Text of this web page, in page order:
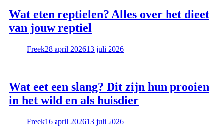
Wat eten reptielen? Alles over het dieet
van jouw reptiel
Freek28 april 202613 juli 2026
Wat eet een slang? Dit zijn hun prooien
in het wild en als huisdier
Freek16 april 202613 juli 2026